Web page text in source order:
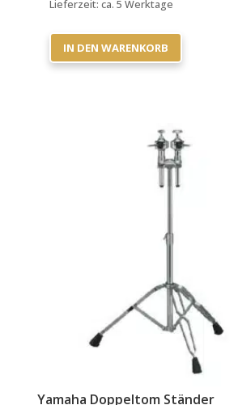
Lieferzeit: ca. 5 Werktage
IN DEN WARENKORB
Yamaha Doppeltom Ständer